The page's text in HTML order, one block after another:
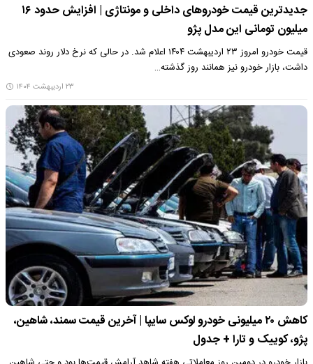
جدیدترین قیمت خودروهای داخلی و مونتاژی | افزایش حدود ۱۶
میلیون تومانی این مدل پژو
قیمت خودرو امروز ۲۳ اردیبهشت ۱۴۰۴ اعلام شد. در حالی که نرخ دلار روند صعودی
داشت، بازار خودرو نیز همانند روز گذشته…
۲۳ اردیبهشت ۱۴۰۴
کاهش ۲۰ میلیونی خودرو لوکس سایپا | آخرین قیمت سمند، شاهین،
پژو، کوییک و تارا + جدول